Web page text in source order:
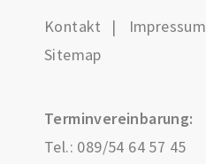
Kontakt Impressum
Sitemap
Terminvereinbarung:
Tel.: 089/54 64 57 45